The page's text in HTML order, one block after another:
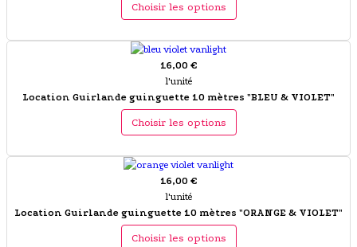
Choisir les options
16,00 €
l'unité
Location Guirlande guinguette 10 mètres "BLEU & VIOLET"
Choisir les options
16,00 €
l'unité
Location Guirlande guinguette 10 mètres "ORANGE & VIOLET"
Choisir les options